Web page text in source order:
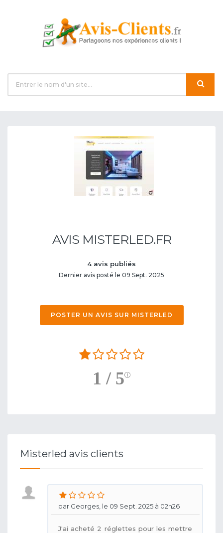
AVIS MISTERLED.FR
4 avis publiés
Dernier avis posté le 09 Sept. 2025
POSTER UN AVIS SUR MISTERLED
1 / 5
Misterled avis clients
par Georges, le 09 Sept. 2025 à 02h26
J'ai acheté 2 réglettes pour les mettre